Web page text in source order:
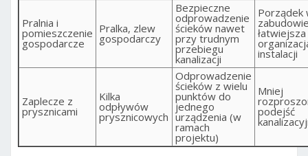
Pralnia i
pomieszczenie
gospodarcze
Pralka, zlew
gospodarczy
Bezpieczne
odprowadzenie
ścieków nawet
przy trudnym
przebiegu
kanalizacji
Porządek
łatwiejsza
instalacji
Zaplecze z
prysznicami
Kilka
odpływów
prysznicowych
Odprowadzenie
ścieków z wielu
punktów do
jednego
urządzenia (w
ramach
projektu)
Mniej
podejść